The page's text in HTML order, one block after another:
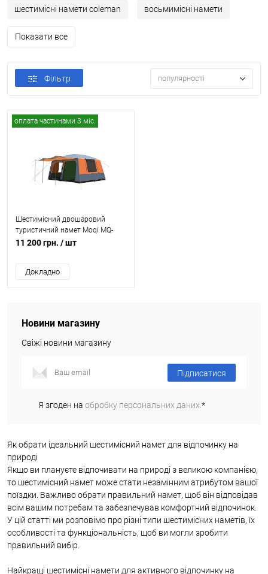
шестимісні намети coleman восьмимісні намети
Показати все
Фільтр популярності
оплата частинами 3 міс.
Шестимісний двошаровий
туристичний намет Moqi MQ-
1127
11 200 грн. / шт
Докладно
Новини магазину
Свіжі новини магазину
Підписатися
Я згоден на обробку персональних даних.*
Як обрати ідеальний шестимісний намет для відпочинку на
природі
Якщо ви плануєте відпочивати на природі з великою компанією,
то шестимісний намет може стати незамінним атрибутом вашої
поїздки. Важливо обрати правильний намет, щоб він відповідав
всім вашим потребам та забезпечував комфортний відпочинок.
У цій статті ми розповімо про різні типи шестимісних наметів, їх
особливості та функціональність, щоб ви могли зробити
правильний вибір.
Найкращі шестимісні намети для активного відпочинку на